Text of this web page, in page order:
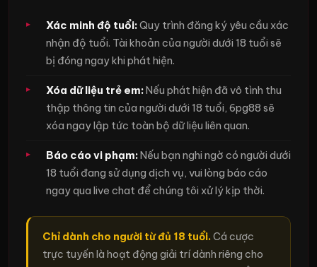
Xác minh độ tuổi:Quy trình đăng ký yêu cầu xác
nhận độ tuổi. Tài khoản của người dưới 18 tuổi sẽ
bị đóng ngay khi phát hiện.
Xóa dữ liệu trẻ em:Nếu phát hiện đã vô tình thu
thập thông tin của người dưới 18 tuổi, 6pg88 sẽ
xóa ngay lập tức toàn bộ dữ liệu liên quan.
Báo cáo vi phạm:Nếu bạn nghi ngờ có người dưới
18 tuổi đang sử dụng dịch vụ, vui lòng báo cáo
ngay qua live chat để chúng tôi xử lý kịp thời.
Chỉ dành cho người từ đủ 18 tuổi.Cá cược
trực tuyến là hoạt động giải trí dành riêng cho